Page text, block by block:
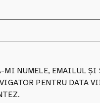
MI NUMELE, EMAILUL
PENTRU DATA